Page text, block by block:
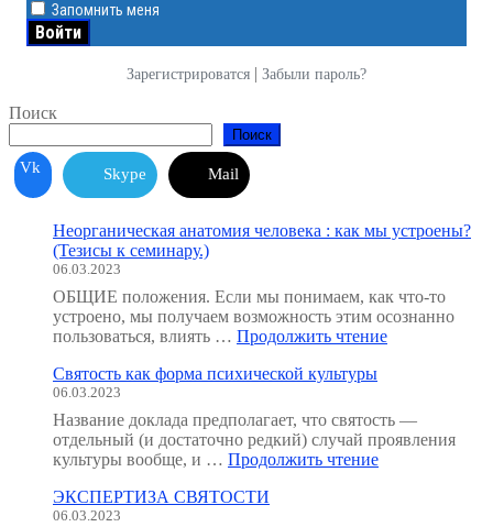
Запомнить меня
Зарегистрироватся | Забыли пароль?
Поиск
Поиск
Vk Skype Mail
Неорганическая анатомия человека : как мы устроены?
(Тезисы к семинару.)
06.03.2023
ОБЩИЕ положения. Если мы понимаем, как что-то
устроено, мы получаем возможность этим осознанно
пользоваться, влиять … Продолжить чтение
как
мы
Святость как форма психической культуры
06.03.2023
Название доклада предполагает, что святость —
отдельный (и достаточно редкий) случай проявления
культуры вообще, и … Продолжить чтение"Святость
ЭКСПЕРТИЗА СВЯТОСТИ
06.03.2023